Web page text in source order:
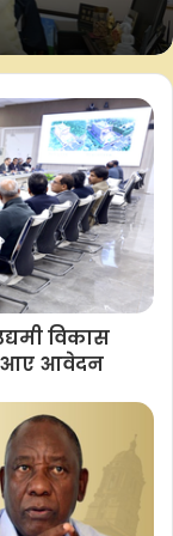
सम्मान है, जो
को मजबूत करता
के दौरे पर गौतम
आत्मनिर्भर भारत
है।
क्षेत्र की देश की
और एयरोस्पेस
में अदाणी डिफेंस एंड
उपेंद्र द्विवेदी और
और प्रदर्शन के
की।
पर हाई-
में नहीं
विकास
आए आवेदन